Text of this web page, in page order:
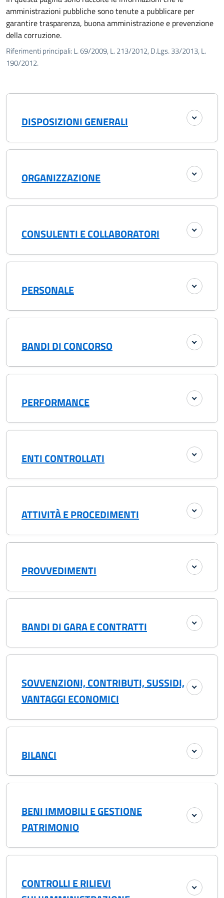
amministrazioni pubbliche sono tenute a pubblicare per
garantire trasparenza, buona amministrazione e prevenzione
della corruzione.
Riferimenti principali: L. 69/2009, L. 213/2012, D.Lgs. 33/2013, L.
190/2012.
DISPOSIZIONI GENERALI
ORGANIZZAZIONE
CONSULENTI E COLLABORATORI
PERSONALE
BANDI DI CONCORSO
PERFORMANCE
ENTI CONTROLLATI
ATTIVITÀ E PROCEDIMENTI
PROVVEDIMENTI
BANDI DI GARA E CONTRATTI
SOVVENZIONI, CONTRIBUTI, SUSSIDI,
VANTAGGI ECONOMICI
BILANCI
BENI IMMOBILI E GESTIONE
PATRIMONIO
CONTROLLI E RILIEVI